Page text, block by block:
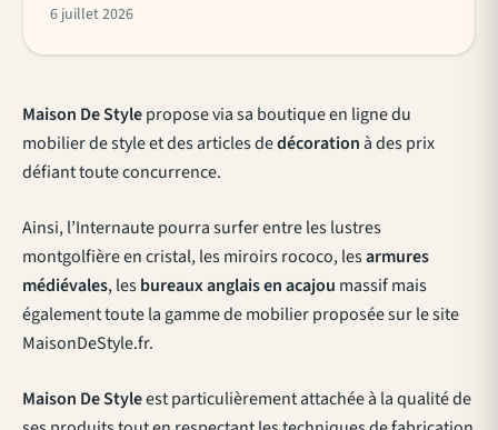
Maison De Stylepropose via sa boutique en ligne du
mobilier de style et des articles dedécoration à des prix
défiant toute concurrence.
Ainsi, l’Internaute pourra surfer entre les lustres
montgolfière en cristal, les miroirs rococo, lesarmures
médiévales, lesbureaux anglais en acajou massif mais
également toute la gamme de mobilier proposée sur le site
MaisonDeStyle.fr.
Maison De Styleest particulièrement attachée à la qualité de
6 juillet 2026